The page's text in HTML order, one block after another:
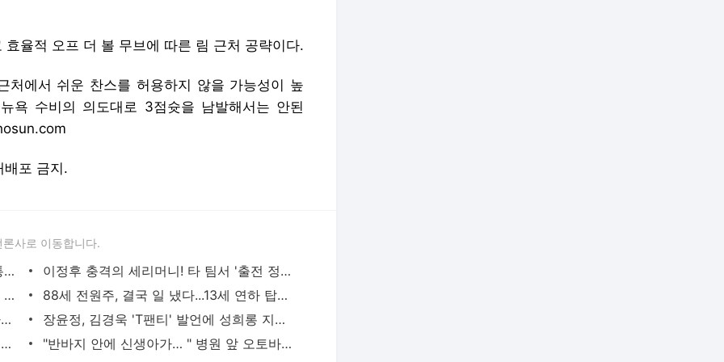
율적 오프 더 볼 무브에 따른 림 근처 공략이다.
에서 쉬운 찬스를 허용하지 않을 가능성이 높
욕 수비의 의도대로 3점슛을 남발해서는 안된
포 금지.
론사로 이동합니다.
시청자와 소통중 참변..조폭 출신 BJ 교통사고 사망
이정후 충격의 세리머니! 타 팀서 '출전 정지' 징계까지 나왔다…상대 더그아웃 향한 도발→"SF
“촬영 중 성폭행 당해 중절 수술” 英 결혼 리얼리티 발칵..전 시즌 삭제
88세 전원주, 결국 일 냈다...13세 연하 탑배우 실명 언급 "혼자 좋아했다" (전원주인공)
'김구라 子' 그리, 새엄마+친동생과 첫 가족여행 "진짜 엄마라 느껴"
장윤정, 김경욱 'T팬티' 발언에 성희롱 지적 "묻지도 않았는데, 조심하라"
'꽝'인 줄 알고 버린 복권, 알고 보니 16억원 당첨
"반바지 안에 신생아가… " 병원 앞 오토바이에서 출산